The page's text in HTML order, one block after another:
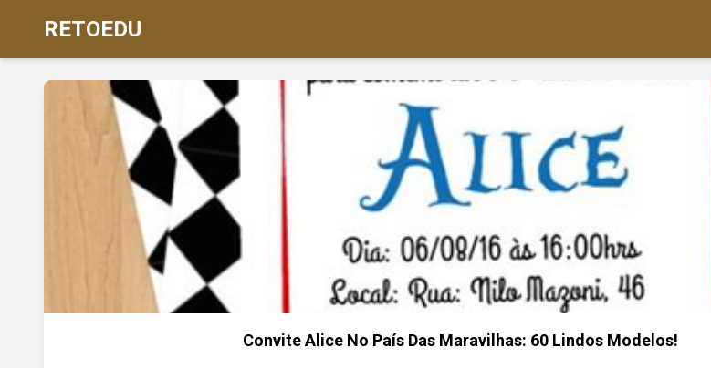
RETOEDU
Convite Alice No País Das Maravilhas: 60 Lindos Modelos!